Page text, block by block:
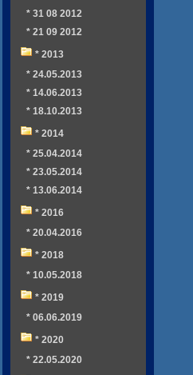
* 31 08 2012
* 21 09 2012
* 2013
* 24.05.2013
* 14.06.2013
* 18.10.2013
* 2014
* 25.04.2014
* 23.05.2014
* 13.06.2014
* 2016
* 20.04.2016
* 2018
* 10.05.2018
* 2019
* 06.06.2019
* 2020
* 22.05.2020